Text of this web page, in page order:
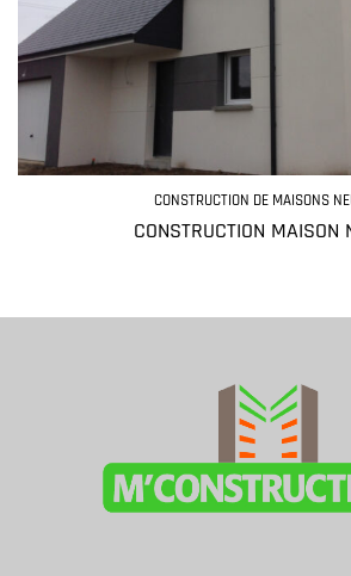
CONSTRUCTION DE MAISONS
CONSTRUCTION MAISON